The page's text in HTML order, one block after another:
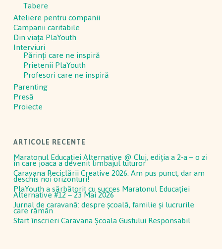
Tabere
Ateliere pentru companii
Campanii caritabile
Din viața PlaYouth
Interviuri
Părinți care ne inspiră
Prietenii PlaYouth
Profesori care ne inspiră
Parenting
Presă
Proiecte
ARTICOLE RECENTE
Maratonul Educației Alternative @ Cluj, ediția a 2-a – o zi
în care joaca a devenit limbajul tuturor
Caravana Reciclării Creative 2026: Am pus punct, dar am
deschis noi orizonturi!
PlaYouth a sărbătorit cu succes Maratonul Educației
Alternative #12 – 23 Mai 2026
Jurnal de caravană: despre școală, familie și lucrurile
care rămân
Start înscrieri Caravana Școala Gustului Responsabil